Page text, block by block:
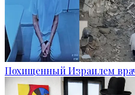
Похищенный Израилем